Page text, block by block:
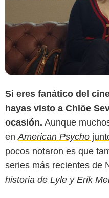
Si eres fanático del
hayas visto a Chlöe
ocasión. Aunque
en American Psycho
pocos notaron es que
series más recientes de
historia de Lyle y Erik